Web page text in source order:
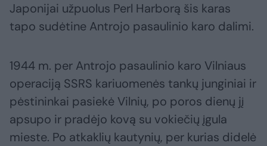
Japonijai užpuolus Perl Harborą šis karas
tapo sudėtine Antrojo pasaulinio karo dalimi.
1944 m. per Antrojo pasaulinio karo Vilniaus
operaciją SSRS kariuomenės tankų junginiai ir
pėstininkai pasiekė Vilnių, po poros dienų jį
apsupo ir pradėjo kovą su vokiečių įgula
mieste. Po atkaklių kautynių, per kurias didelė